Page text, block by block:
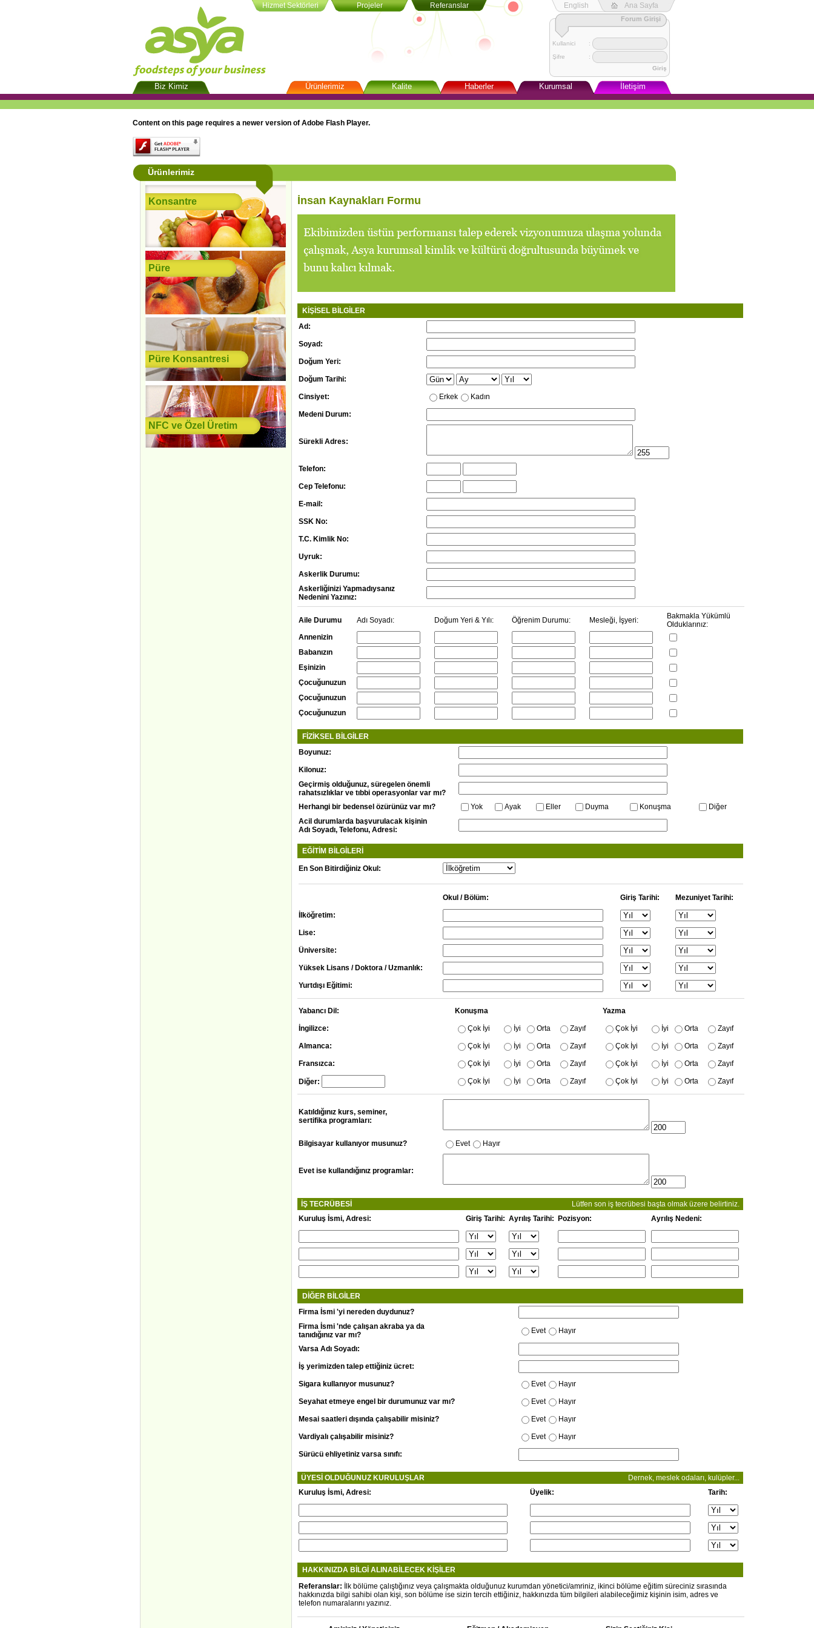
Hizmet Sektörleri Projeler Referanslar English Ana Sayfa
Forum Girişi
Kullanici
:
Şifre
:
Giriş
Biz Kimiz
Misyon ve Değerler
Ürünlerimiz
Püre Konsantresi
Kalite Haberler Kurumsal
Toplumu
İletişim
Content on this page requires a newer version of Adobe Flash Player.
Ürünlerimiz
Konsantre
Püre
Püre Konsantresi
NFC ve Özel Üretim
İnsan Kaynakları Formu
KİŞİSEL BİLGİLER
Ad:
Soyad:
Doğum Yeri:
Doğum Tarihi:
Cinsiyet: Erkek Kadın
Medeni Durum:
Sürekli Adres:
Telefon:
Cep Telefonu:
E-mail:
SSK No:
T.C. Kimlik No:
Uyruk:
Askerlik Durumu:
Askerliğinizi Yapmadıysanız
Nedenini Yazınız:
Aile Durumu Adı Soyadı: Doğum Yeri & Yılı: Öğrenim Durumu: Mesleği, İşyeri:
Bakmakla Yükümlü
Olduklarınız:
Annenizin
Babanızın
Eşinizin
Çocuğunuzun
Çocuğunuzun
Çocuğunuzun
FİZİKSEL BİLGİLER
Boyunuz:
Kilonuz:
Geçirmiş olduğunuz, süregelen önemli
rahatsızlıklar ve tıbbi operasyonlar var mı?
Herhangi bir bedensel özürünüz var mı?
Yok Ayak Eller Duyma Konuşma
Diğer
Acil durumlarda başvurulacak kişinin
Adı Soyadı, Telefonu, Adresi:
EĞİTİM BİLGİLERİ
En Son Bitirdiğiniz Okul:
Okul / Bölüm: Giriş Tarihi: Mezuniyet Tarihi:
İlköğretim:
Lise:
Üniversite:
Yüksek Lisans / Doktora / Uzmanlık:
Yurtdışı Eğitimi:
Yabancı Dil: Konuşma Yazma
İngilizce: Çok İyi İyi Orta Zayıf Çok İyi İyi Orta Zayıf
Almanca: Çok İyi İyi Orta Zayıf Çok İyi İyi Orta Zayıf
Fransızca: Çok İyi İyi Orta Zayıf Çok İyi İyi Orta Zayıf
Diğer: Çok İyi İyi Orta Zayıf Çok İyi İyi Orta Zayıf
Katıldığınız kurs, seminer,
sertifika programları:
Bilgisayar kullanıyor musunuz? Evet Hayır
Evet ise kullandığınız programlar:
İŞ TECRÜBESİ
Lütfen son iş tecrübesi başta olmak üzere belirtiniz.
Kuruluş İsmi, Adresi:
Giriş Tarihi: Ayrılış Tarihi: Pozisyon: Ayrılış Nedeni:
DİĞER BİLGİLER
Firma İsmi 'yi nereden duydunuz?
Firma İsmi 'nde çalışan akraba ya da
tanıdığınız var mı?
Evet Hayır
Varsa Adı Soyadı:
İş yerimizden talep ettiğiniz ücret:
Sigara kullanıyor musunuz? Evet Hayır
Seyahat etmeye engel bir durumunuz var mı? Evet Hayır
Mesai saatleri dışında çalışabilir misiniz? Evet Hayır
Vardiyalı çalışabilir misiniz? Evet Hayır
Sürücü ehliyetiniz varsa sınıfı:
ÜYESİ OLDUĞUNUZ KURULUŞLAR
Dernek, meslek odaları, kulüpler...
Kuruluş İsmi, Adresi:
Üyelik: Tarih:
HAKKINIZDA BİLGİ ALINABİLECEK KİŞİLER
Referanslar: İlk bölüme çalıştığınız veya çalışmakta olduğunuz kurumdan yönetici/amriniz, ikinci bölüme eğitim süreciniz sırasında
hakkınızda bilgi sahibi olan kişi, son bölüme ise sizin tercih ettiğiniz, hakkınızda tüm bilgileri alabileceğimiz kişinin isim, adres ve
telefon numaralarını yazınız.